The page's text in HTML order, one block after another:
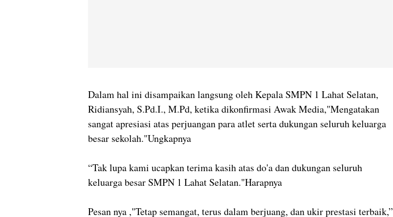
Dalam hal ini disampaikan langsung oleh Kepala SMPN 1 Lahat Selatan,
Ridiansyah, S.Pd.I., M.Pd, ketika dikonfirmasi Awak Media,"Mengatakan
sangat apresiasi atas perjuangan para atlet serta dukungan seluruh keluarga
besar sekolah."Ungkapnya
“Tak lupa kami ucapkan terima kasih atas do'a dan dukungan seluruh
keluarga besar SMPN 1 Lahat Selatan."Harapnya
Pesan nya ,"Tetap semangat, terus dalam berjuang, dan ukir prestasi terbaik,”